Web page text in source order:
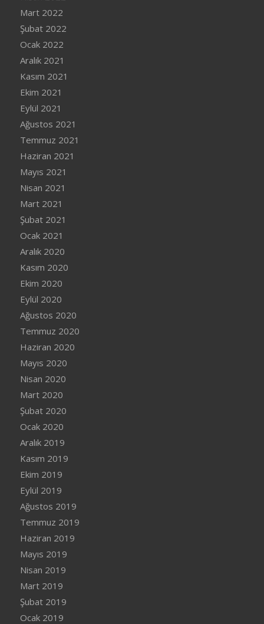
Mart 2022
Şubat 2022
Ocak 2022
Aralık 2021
Kasım 2021
Ekim 2021
Eylül 2021
Ağustos 2021
Temmuz 2021
Haziran 2021
Mayıs 2021
Nisan 2021
Mart 2021
Şubat 2021
Ocak 2021
Aralık 2020
Kasım 2020
Ekim 2020
Eylül 2020
Ağustos 2020
Temmuz 2020
Haziran 2020
Mayıs 2020
Nisan 2020
Mart 2020
Şubat 2020
Ocak 2020
Aralık 2019
Kasım 2019
Ekim 2019
Eylül 2019
Ağustos 2019
Temmuz 2019
Haziran 2019
Mayıs 2019
Nisan 2019
Mart 2019
Şubat 2019
Ocak 2019